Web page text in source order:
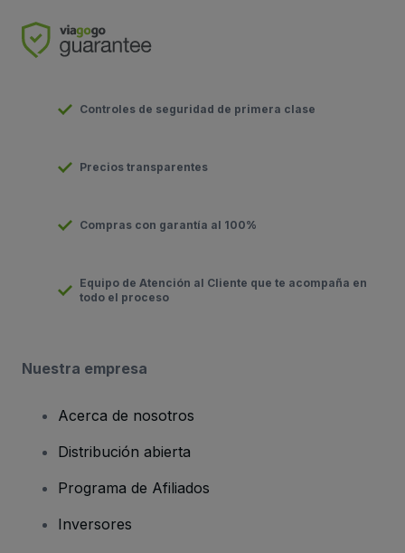
Controles de seguridad de primera clase
Precios transparentes
Compras con garantía al 100%
Equipo de Atención al Cliente que te acompaña en
todo el proceso
Nuestra empresa
Acerca de nosotros
Distribución abierta
Programa de Afiliados
Inversores